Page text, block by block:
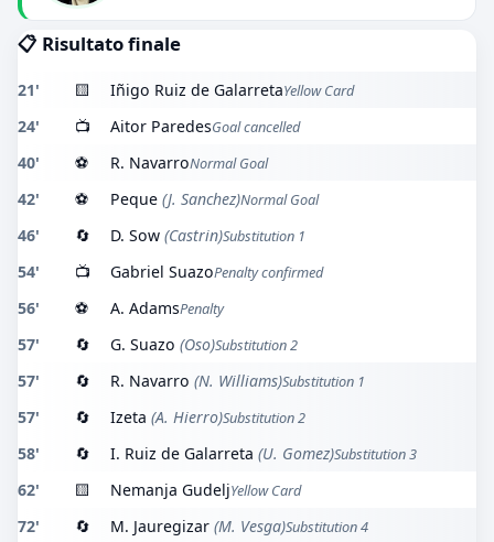
📋 Risultato finale
21' 🟨 Iñigo Ruiz de GalarretaYellow Card
24' 📺 Aitor ParedesGoal cancelled
40' ⚽ R. NavarroNormal Goal
42' ⚽ Peque (J. Sanchez)Normal Goal
46' 🔄 D. Sow (Castrin)Substitution 1
54' 📺 Gabriel SuazoPenalty confirmed
56' ⚽ A. AdamsPenalty
57' 🔄 G. Suazo (Oso)Substitution 2
57' 🔄 R. Navarro (N. Williams)Substitution 1
57' 🔄 Izeta (A. Hierro)Substitution 2
58' 🔄 I. Ruiz de Galarreta (U. Gomez)Substitution 3
62' 🟨 Nemanja GudeljYellow Card
72' 🔄 M. Jauregizar (M. Vesga)Substitution 4